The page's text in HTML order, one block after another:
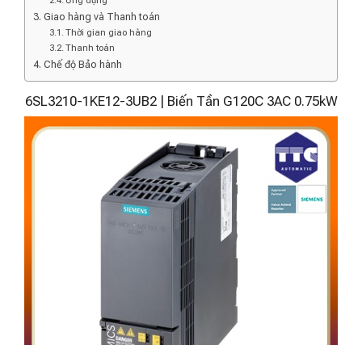
Giao hàng và Thanh toán
Thời gian giao hàng
Thanh toán
Chế độ Bảo hành
6SL3210-1KE12-3UB2 | Biến Tần G120C 3AC 0.75kW